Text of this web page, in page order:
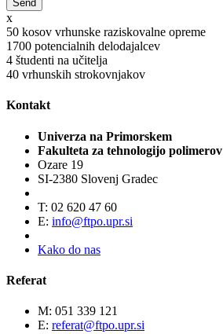
x
50 kosov vrhunske raziskovalne opreme
1700 potencialnih delodajalcev
4 študenti na učitelja
40 vrhunskih strokovnjakov
Kontakt
Univerza na Primorskem
Fakulteta za tehnologijo polimerov
Ozare 19
SI-2380 Slovenj Gradec
T: 02 620 47 60
E: info@ftpo.upr.si
Kako do nas
Referat
M: 051 339 121
E: referat@ftpo.upr.si